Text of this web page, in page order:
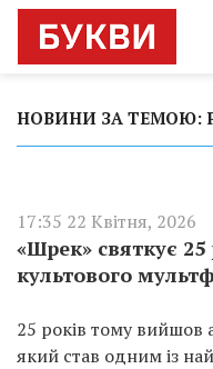
НОВИНИ ЗА ТЕМОЮ:
17:35 22 Квітня, 2026
«Шрек» святкує 25
культового
25 років тому вийшов
який став одним із